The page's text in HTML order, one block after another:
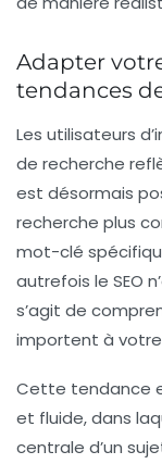
Adapter
tendances
Les utilisateurs
de recherche
est désormais
recherche plus
mot-clé
autrefois le SEO
s’agit de
importent à
Cette tendance
et fluide, dans
centrale d’un